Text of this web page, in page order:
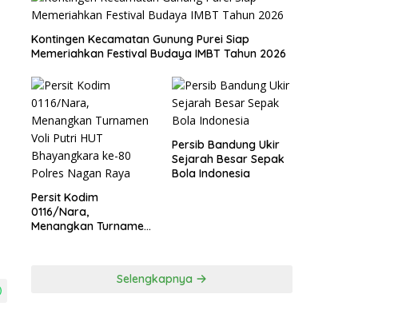
Kontingen Kecamatan Gunung Purei Siap
Memeriahkan Festival Budaya IMBT Tahun 2026
Persit Kodim
0116/Nara,
Menangkan Turnamen
Persib Bandung Ukir
Sejarah Besar Sepak
Bola Indonesia
Selengkapnya